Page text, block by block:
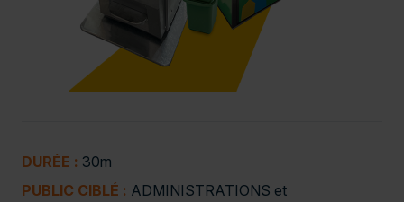
DURÉE : 30m
PUBLIC CIBLÉ : ADMINISTRATIONS et